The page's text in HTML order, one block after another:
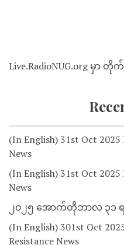
Live.RadioNUG.org မှာ
(In English) 31st Oct 2025
News
(In English) 31st Oct
News
၂၀၂၅ အောက်တိုဘာလ ၃၁
(In English) 301st Oct
Resistance News